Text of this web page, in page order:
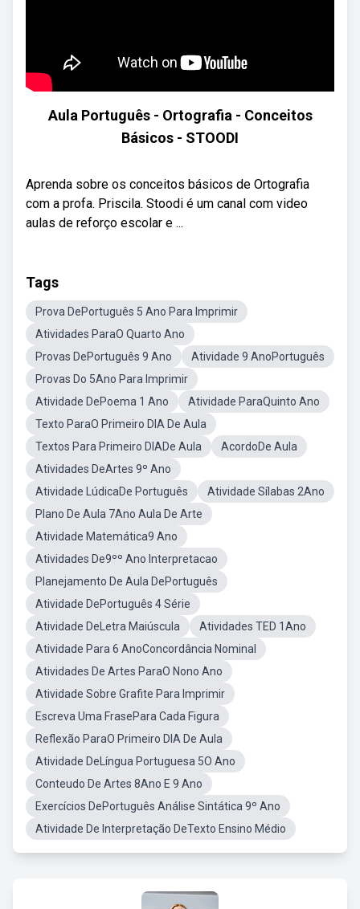
Aula Português - Ortografia - Conceitos
Básicos - STOODI
Aprenda sobre os conceitos básicos de Ortografia
com a profa. Priscila. Stoodi é um canal com video
aulas de reforço escolar e ...
Tags
Prova DePortuguês 5 Ano Para Imprimir
Atividades ParaO Quarto Ano
Provas DePortuguês 9 Ano
Atividade 9 AnoPortuguês
Provas Do 5Ano Para Imprimir
Atividade DePoema 1 Ano
Atividade ParaQuinto Ano
Texto ParaO Primeiro DIA De Aula
Textos Para Primeiro DIADe Aula
AcordoDe Aula
Atividades DeArtes 9º Ano
Atividade LúdicaDe Português
Atividade Sílabas 2Ano
Plano De Aula 7Ano Aula De Arte
Atividade Matemática9 Ano
Atividades De9ºº Ano Interpretacao
Planejamento De Aula DePortuguês
Atividade DePortuguês 4 Série
Atividade DeLetra Maiúscula
Atividades TED 1Ano
Atividade Para 6 AnoConcordância Nominal
Atividades De Artes ParaO Nono Ano
Atividade Sobre Grafite Para Imprimir
Escreva Uma FrasePara Cada Figura
Reflexão ParaO Primeiro DIA De Aula
Atividade DeLíngua Portuguesa 5O Ano
Conteudo De Artes 8Ano E 9 Ano
Exercícios DePortuguês Análise Sintática 9º Ano
Atividade De Interpretação DeTexto Ensino Médio